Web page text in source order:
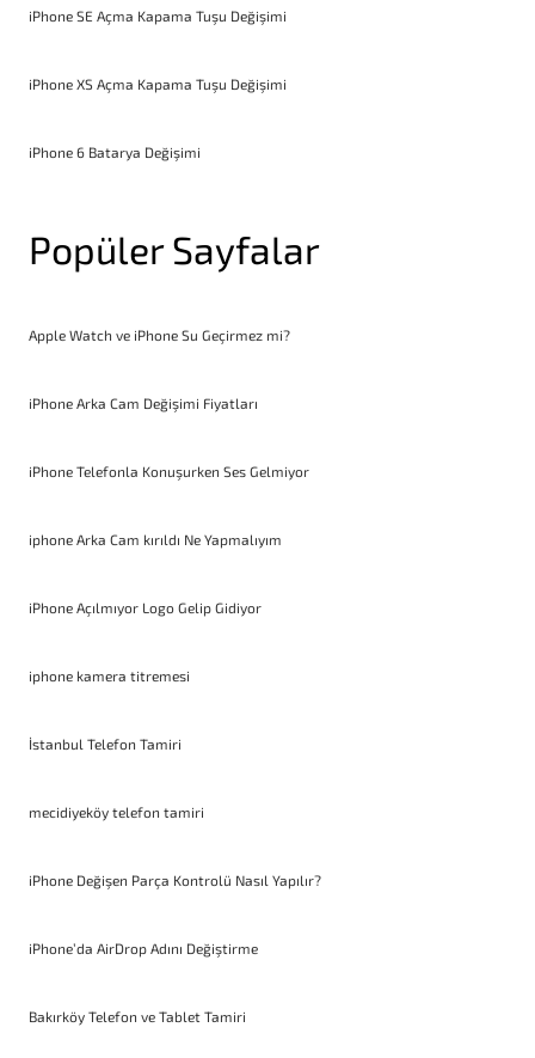
iPhone SE Açma Kapama Tuşu Değişimi
iPhone XS Açma Kapama Tuşu Değişimi
iPhone 6 Batarya Değişimi
Popüler Sayfalar
Apple Watch ve iPhone Su Geçirmez mi?
iPhone Arka Cam Değişimi Fiyatları
iPhone Telefonla Konuşurken Ses Gelmiyor
iphone Arka Cam kırıldı Ne Yapmalıyım
iPhone Açılmıyor Logo Gelip Gidiyor
iphone kamera titremesi
İstanbul Telefon Tamiri
mecidiyeköy telefon tamiri
iPhone Değişen Parça Kontrolü Nasıl Yapılır?
iPhone’da AirDrop Adını Değiştirme
Bakırköy Telefon ve Tablet Tamiri